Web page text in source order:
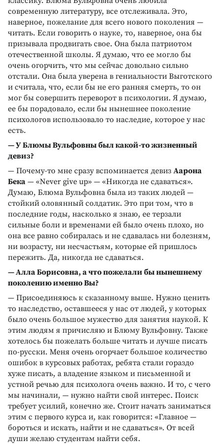
современную литературу, все отслеживала. Это,
наверное, пожелание для всего нового поколения —
читать. Если говорить о науке, то, наверное, она бы
призывала продвигать свое. Она была патриотом
отечественной школы. Я думаю, что ее могло бы
очень огорчить, что мы сейчас довольно сильно
отстали. Она была уверена в гениальности Выготского
и считала, что, если бы не его ранняя смерть, то он
мог бы совершить переворот в психологии. Я думаю,
ее бы порадовало, если бы нынешнее поколение
психологов использовало то наследие, которое у нас
есть.
— У Блюмы Вульфовны был какой-то жизненный
девиз?
— Почему-то мне сразу вспоминается девиз Аарона
Бека — «Never give up» — «Никогда не сдаваться».
Думаю, Блюма Вульфовна была из таких людей —
стойкий оловянный солдатик. Это при том, что в
последние годы, насколько я знаю, ее терзали
сильные боли и временами ей было очень плохо, но
она все равно собиралась и не сдавалась ни болезням,
ни возрасту, ни несчастьям, которые ей пришлось
пережить. Да, никогда не сдаваться.
— Алла Борисовна, а что пожелали бы нынешнему
поколению именно Вы?
— Присоединяюсь к сказанному выше. Нужно ценить
то наследство, оставшееся у нас от людей, у которых
было очень большое мужество для занятия наукой. К
этим людям я причисляю и Блюму Вульфовну. Также
хотелось бы пожелать больше читать и лучше писать
по-русски. Меня очень огорчает большое количество
ошибок в курсовых работах, ребята стали гораздо
хуже писать, а владение языком и письменной и
устной речью для психолога очень важно. И то, с чего
мы начинали, — нужно найти свой интерес. Поиск
требует усилий, конечно же. Стоит начать заниматься
этим с первого курса и, как говорится: «Главное —
бороться и искать, найти и не сдаваться». От всей
души желаю студентам найти себя.